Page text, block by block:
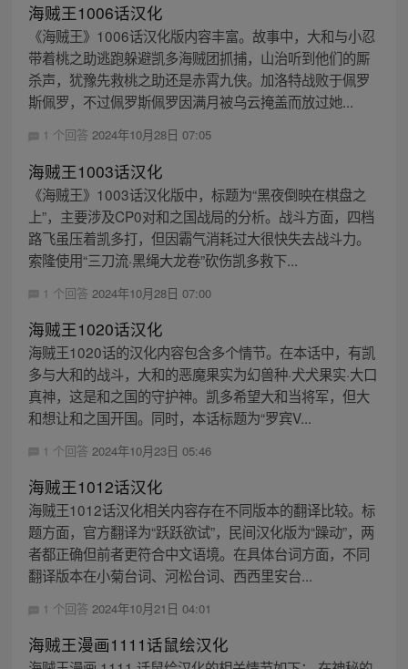
海贼王1006话汉化
《海贼王》1006话汉化版内容丰富。故事中，大和与小忍
带着桃之助逃跑躲避凯多海贼团抓捕，山治听到他们的厮
杀声，犹豫先救桃之助还是赤霄九侠。加洛特战败于佩罗
斯佩罗，不过佩罗斯佩罗因满月被乌云掩盖而放过她...
1 个回答 2024年10月28日 07:05
海贼王1003话汉化
《海贼王》1003话汉化版中，标题为“黑夜倒映在棋盘之
上”，主要涉及CP0对和之国战局的分析。战斗方面，四档
路飞虽压着凯多打，但因霸气消耗过大很快失去战斗力。
索隆使用“三刀流·黑绳大龙卷”砍伤凯多救下...
1 个回答 2024年10月28日 07:00
海贼王1020话汉化
海贼王1020话的汉化内容包含多个情节。在本话中，有凯
多与大和的战斗，大和的恶魔果实为幻兽种·犬犬果实·大口
真神，这是和之国的守护神。凯多希望大和当将军，但大
和想让和之国开国。同时，本话标题为“罗宾V...
1 个回答 2024年10月23日 05:46
海贼王1012话汉化
海贼王1012话汉化相关内容存在不同版本的翻译比较。标
题方面，官方翻译为“跃跃欲试”，民间汉化版为“躁动”，两
者都正确但前者更符合中文语境。在具体台词方面，不同
翻译版本在小菊台词、河松台词、西西里安台...
1 个回答 2024年10月21日 04:01
海贼王漫画1111话鼠绘汉化